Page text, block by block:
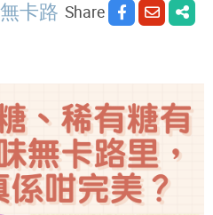
every day.
Share
卡路